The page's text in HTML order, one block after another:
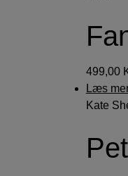
499,00
Læs
Kate